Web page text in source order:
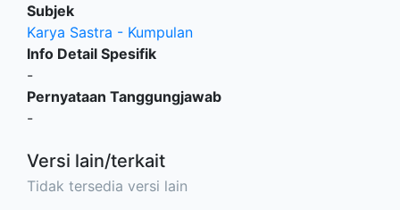
Subjek
Karya Sastra - Kumpulan
Info Detail Spesifik
-
Pernyataan Tanggungjawab
-
Versi lain/terkait
Tidak tersedia versi lain